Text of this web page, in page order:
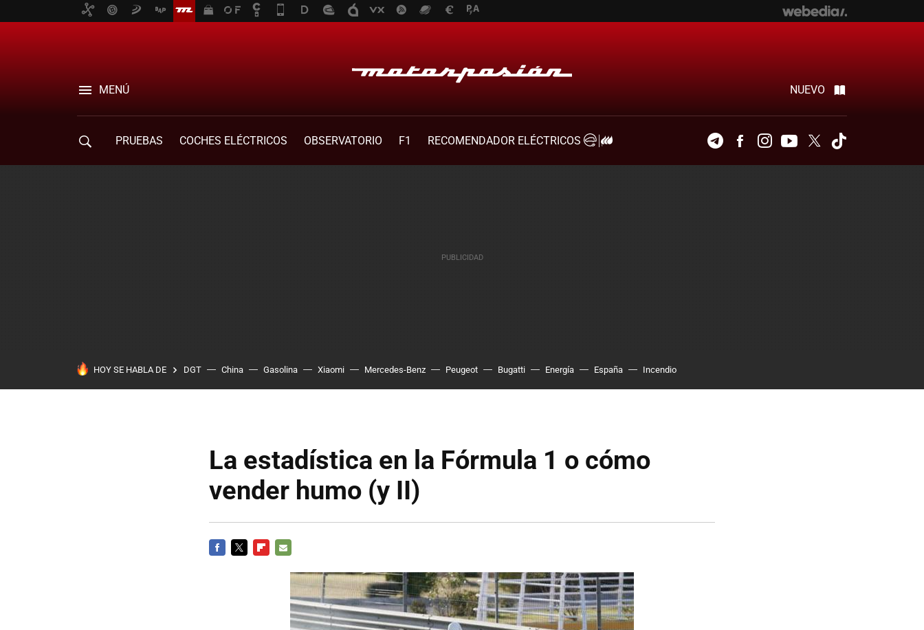
MENÚ NUEVO
PRUEBAS COCHES ELÉCTRICOS OBSERVATORIO F1
RECOMENDADOR ELÉCTRICOS
TelegramFacebookInstagramYoutubeTwitter
HOY SE HABLA DE DGT China Gasolina Xiaomi Mercedes-Benz Peugeot Bugatti Energía España Incendio
La estadística en la Fórmula 1 o cómo
vender humo (y II)
MAIL